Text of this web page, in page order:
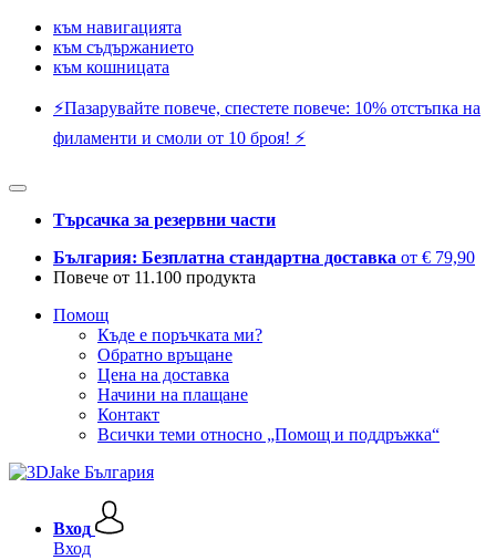
към навигацията
към съдържанието
към кошницата
⚡️Пазарувайте повече, спестете повече: 10% отстъпка на
филаменти и смоли от 10 броя! ⚡️
Търсачка за резервни части
България: Безплатна стандартна доставка от € 79,90
Повече от 11.100 продукта
Помощ
Къде е поръчката ми?
Обратно връщане
Цена на доставка
Начини на плащане
Контакт
Всички теми относно „Помощ и поддръжка“
Вход
Вход